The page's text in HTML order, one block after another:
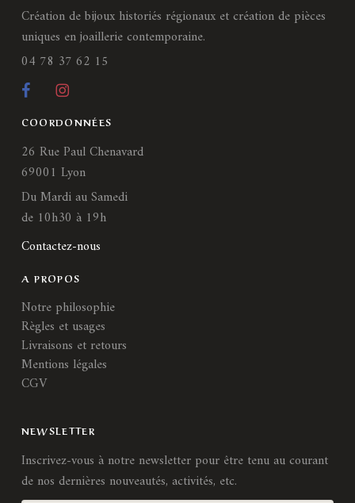
Création de bijoux historiés régionaux et création de pièces
uniques en joaillerie contemporaine.
04 78 37 62 15
COORDONNÉES
26 Rue Paul Chenavard
69001 Lyon
Du Mardi au Samedi
de 10h30 à 19h
Contactez-nous
A PROPOS
Notre philosophie
Règles et usages
Livraisons et retours
Mentions légales
CGV
NEWSLETTER
Inscrivez-vous à notre newsletter pour être tenu au courant
de nos dernières nouveautés, activités, etc.